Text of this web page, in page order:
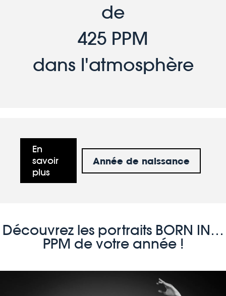
de
425 PPM
dans l'atmosphère
En
savoir
plus
Année de naissance
Découvrez les portraits BORN IN…
PPM de votre année !